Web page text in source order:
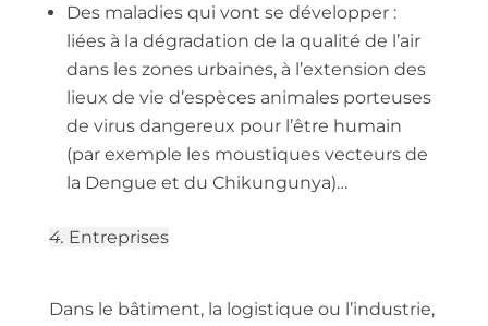
Des maladies qui vont se développer :
liées à la dégradation de la qualité de l’air
dans les zones urbaines, à l’extension des
lieux de vie d’espèces animales porteuses
de virus dangereux pour l’être humain
(par exemple les moustiques vecteurs de
la Dengue et du Chikungunya)…
4. Entreprises
Dans le bâtiment, la logistique ou l’industrie,